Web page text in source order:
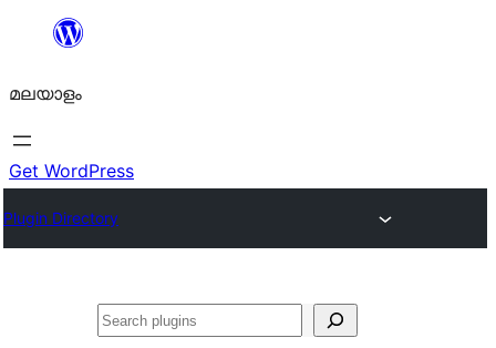
ഉള്ളടക്കത്തിലേക്ക്
മലയാളം
Get WordPress
Plugin Directory
തിരയുക